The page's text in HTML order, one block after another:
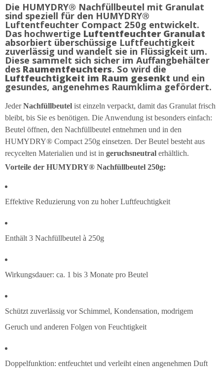
Die HUMYDRY® Nachfüllbeutel mit Granulat
sind speziell für den HUMYDRY®
Luftentfeuchter Compact 250g entwickelt.
Das hochwertige Luftentfeuchter Granulat
absorbiert überschüssige Luftfeuchtigkeit
zuverlässig und wandelt sie in Flüssigkeit um.
Diese sammelt sich sicher im Auffangbehälter
des Raumentfeuchters. So wird die
Luftfeuchtigkeit im Raum gesenkt und ein
gesundes, angenehmes Raumklima gefördert.
JederNachfüllbeutel ist einzeln verpackt, damit das Granulat frisch
bleibt, bis Sie es benötigen. Die Anwendung ist besonders einfach:
Beutel öffnen, den Nachfüllbeutel entnehmen und in den
HUMYDRY® Compact 250g einsetzen. Der Beutel besteht aus
recycelten Materialien und ist in geruchsneutral erhältlich.
Vorteile der HUMYDRY® Nachfüllbeutel 250g:
Effektive Reduzierung von zu hoher Luftfeuchtigkeit
Enthält 3 Nachfüllbeutel à 250g
Wirkungsdauer: ca. 1 bis 3 Monate pro Beutel
Schützt zuverlässig vor Schimmel, Kondensation, modrigem
Geruch und anderen Folgen von Feuchtigkeit
Doppelfunktion: entfeuchtet und verleiht einen angenehmen Duft